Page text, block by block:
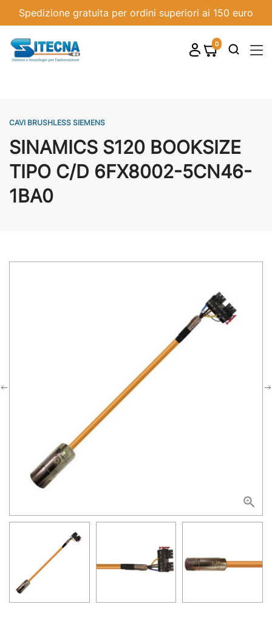
Spedizione gratuita per ordini superiori ai 150 euro
 shopping_cart0
CAVI BRUSHLESS SIEMENS
SINAMICS S120 BOOKSIZE
TIPO C/D 6FX8002-5CN46-
1BA0